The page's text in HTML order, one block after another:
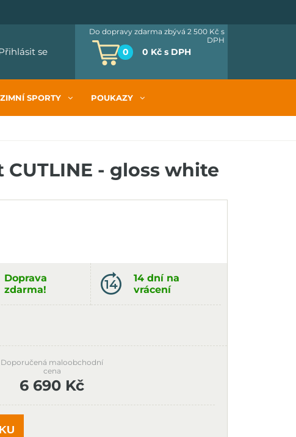
se 0 0 Kč s DPH
Do dopravy zdarma zbývá 2 500 Kč s
DPH
ZIMNÍ SPORTY POUKAZY
- gloss white
Doprava
zdarma!
14 dní na
vrácení
Doporučená maloobchodní
cena
6 690 Kč